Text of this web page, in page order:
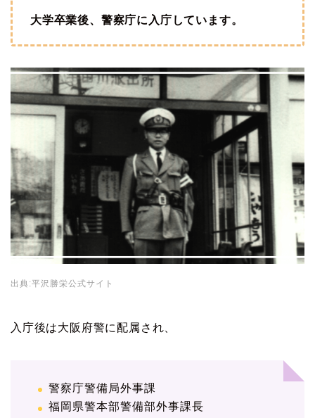
大学卒業後、警察庁に入庁しています。
出典:平沢勝栄公式サイト
入庁後は大阪府警に配属され、
警察庁警備局外事課
福岡県警本部警備部外事課長